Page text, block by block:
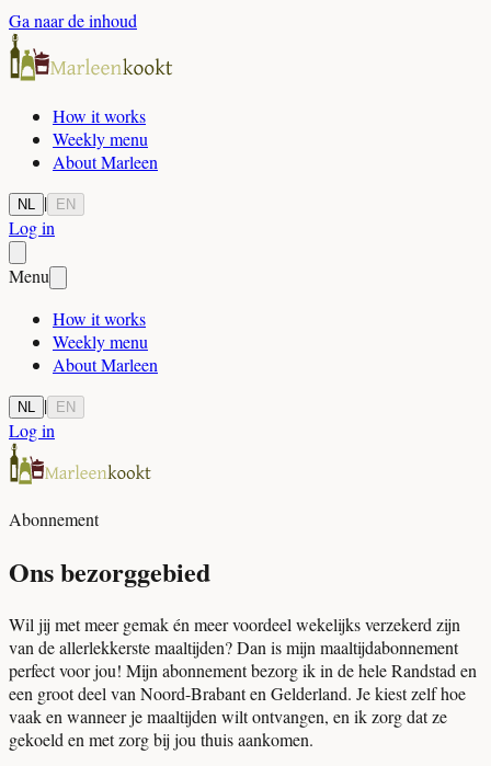
Ga naar de inhoud
How it works
Weekly menu
About Marleen
NL | EN
Log in
Menu
How it works
Weekly menu
About Marleen
NL | EN
Log in
Abonnement
Ons bezorggebied
Wil jij met meer gemak én meer voordeel wekelijks verzekerd zijn
van de allerlekkerste maaltijden? Dan is mijn maaltijdabonnement
perfect voor jou! Mijn abonnement bezorg ik in de hele Randstad en
een groot deel van Noord-Brabant en Gelderland. Je kiest zelf hoe
vaak en wanneer je maaltijden wilt ontvangen, en ik zorg dat ze
gekoeld en met zorg bij jou thuis aankomen.